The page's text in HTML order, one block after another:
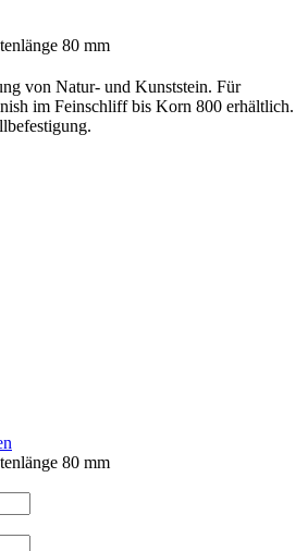
80 mm
von Natur- und Kunststein. Für
im Feinschliff bis Korn 800 erhältlich.
80 mm